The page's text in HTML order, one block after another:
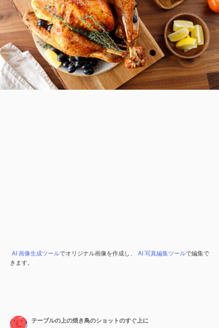
AI 画像生成ツールでオリジナル画像を作成し、 AI 写真編集ツールで編集で
きます。
テーブルの上の焼き鳥のショットのすぐ上に